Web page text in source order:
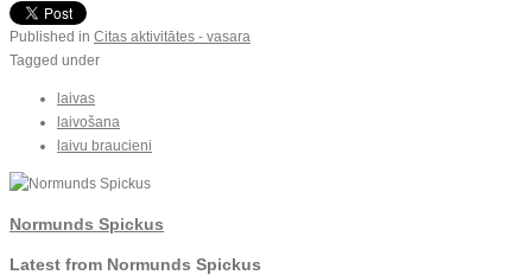
Published in Citas aktivitātes - vasara
Tagged under
laivas
laivošana
laivu braucieni
Normunds Spickus
Latest from Normunds Spickus